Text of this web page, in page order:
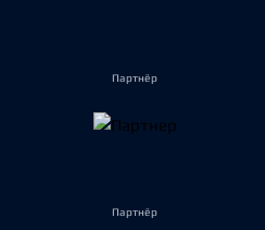
Партнёр
Партнёр